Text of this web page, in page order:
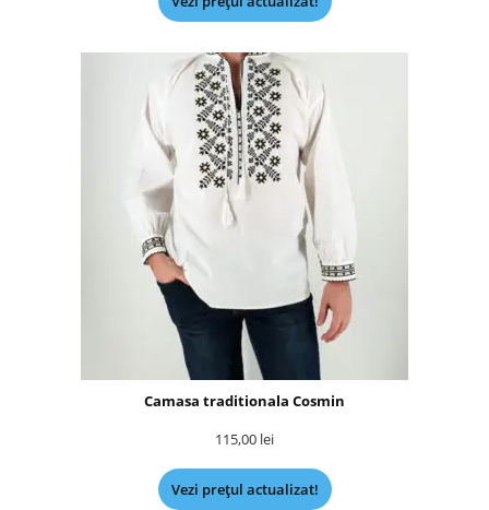
Camasa traditionala Cosmin
115,00 lei
Vezi prețul actualizat!